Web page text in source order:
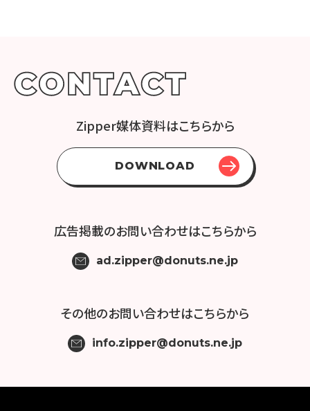
Zipper媒体資料はこちらから
DOWNLOAD
広告掲載のお問い合わせはこちらから
ad.zipper@donuts.ne.jp
その他のお問い合わせはこちらから
info.zipper@donuts.ne.jp